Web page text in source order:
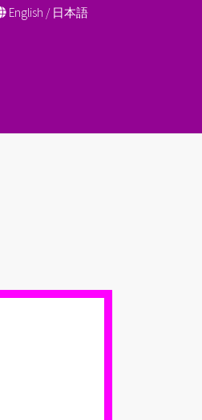
English / 日本語